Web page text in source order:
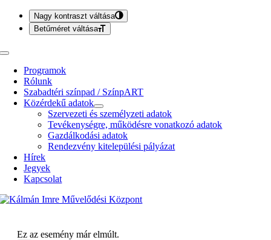
Nagy kontraszt váltása
Betűméret váltása
Kihagyás
Toggle
NavigationProgramok
Rólunk
Szabadtéri színpad / SzínpART
Közérdekű adatok
Szervezeti és személyzeti adatok
Tevékenységre, működésre vonatkozó adatok
Gazdálkodási adatok
Rendezvény kitelepülési pályázat
Hírek
Jegyek
Kapcsolat
Ez az esemény már elmúlt.